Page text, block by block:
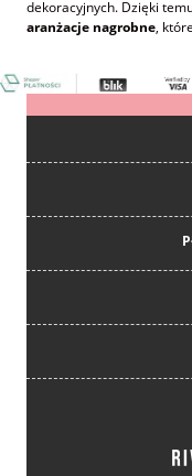
dekoracyjnych. Dzięki
aranżacje nagrobne,